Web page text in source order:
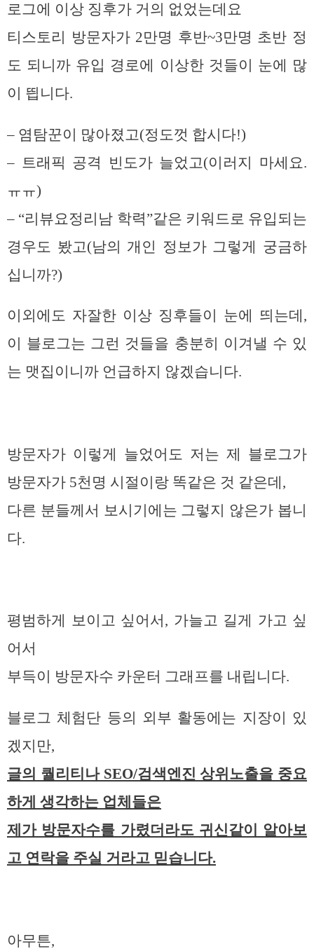
로그에 이상 징후가 거의 없었는데요
티스토리 방문자가 2만명 후반~3만명 초반 정
도 되니까 유입 경로에 이상한 것들이 눈에 많
이 띕니다.
– 염탐꾼이 많아졌고(정도껏 합시다!)
– 트래픽 공격 빈도가 늘었고(이러지 마세요.
ㅠㅠ)
– “리뷰요정리남 학력”같은 키워드로 유입되는
경우도 봤고(남의 개인 정보가 그렇게 궁금하
십니까?)
이외에도 자잘한 이상 징후들이 눈에 띄는데,
이 블로그는 그런 것들을 충분히 이겨낼 수 있
는 맷집이니까 언급하지 않겠습니다.
방문자가 이렇게 늘었어도 저는 제 블로그가
방문자가 5천명 시절이랑 똑같은 것 같은데,
다른 분들께서 보시기에는 그렇지 않은가 봅니
다.
평범하게 보이고 싶어서, 가늘고 길게 가고 싶
어서
부득이 방문자수 카운터 그래프를 내립니다.
블로그 체험단 등의 외부 활동에는 지장이 있
겠지만,
글의 퀄리티나 SEO/검색엔진 상위노출을 중요
하게 생각하는 업체들은
제가 방문자수를 가렸더라도 귀신같이 알아보
고 연락을 주실 거라고 믿습니다.
아무튼,